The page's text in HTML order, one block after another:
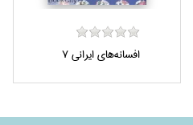
افسانه‌هاي ايراني 7